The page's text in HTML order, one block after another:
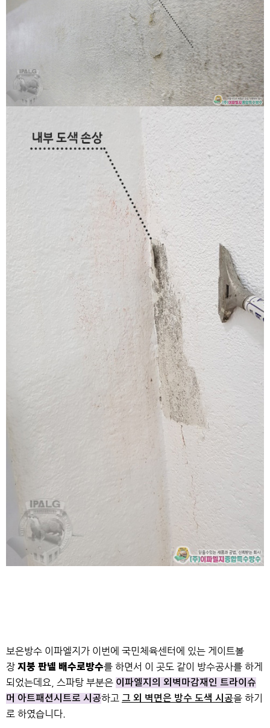
보은방수 이파엘지가 이번에 국민체육센터에 있는 게이트볼
장 지붕 판넬 배수로방수를 하면서 이 곳도 같이 방수공사를 하게
되었는데요, 스파탕 부분은 이파엘지의 외벽마감재인 트라이슈
머 아트패션시트로 시공하고 그 외 벽면은 방수 도색 시공을 하기
로 하였습니다.